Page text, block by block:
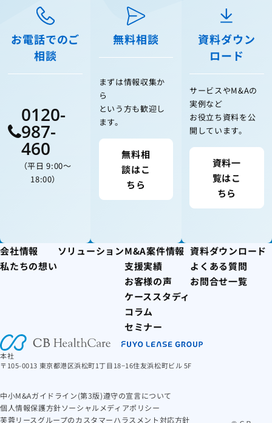
お電話でのご
相談
0120-
987-
460
（平日 9:00〜
18:00）
無料相談
まずは情報収集か
ら
という方も歓迎し
ます。
無料相
談はこ
ちら
資料ダウン
ロード
サービスやM&Aの
実例など
お役立ち資料を公
開しています。
資料一
覧はこ
ちら
会社情報
私たちの想い
ソリューションM&A案件情報
支援実績
お客様の声
ケーススタディ
コラム
セミナー
資料ダウンロード
よくある質問
お問合せ一覧
本社
〒105-0013 東京都港区浜松町1丁目18−16住友浜松町ビル 5F
中小M&Aガイドライン(第3版)遵守の宣言について
個人情報保護方針ソーシャルメディアポリシー
芙蓉リースグループのカスタマーハラスメント対応方針